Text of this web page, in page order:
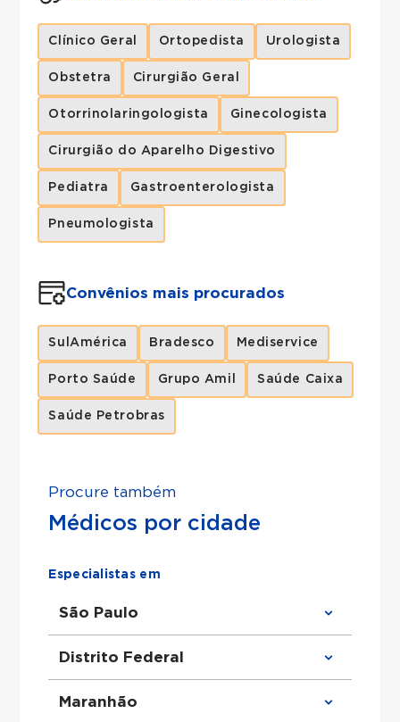
Clínico Geral Ortopedista Urologista
Obstetra Cirurgião Geral
Otorrinolaringologista Ginecologista
Cirurgião do Aparelho Digestivo
Pediatra Gastroenterologista
Pneumologista
Convênios mais procurados
SulAmérica Bradesco Mediservice
Porto Saúde Grupo Amil Saúde Caixa
Saúde Petrobras
Procure também
Médicos por cidade
Especialistas em
São Paulo
Clínico Geral em São Paulo
Urologista em São Paulo
Obstetra em São Paulo
Cirurgião Geral em São Paulo
Distrito Federal
Clínico Geral em Distrito Federal
Maranhão